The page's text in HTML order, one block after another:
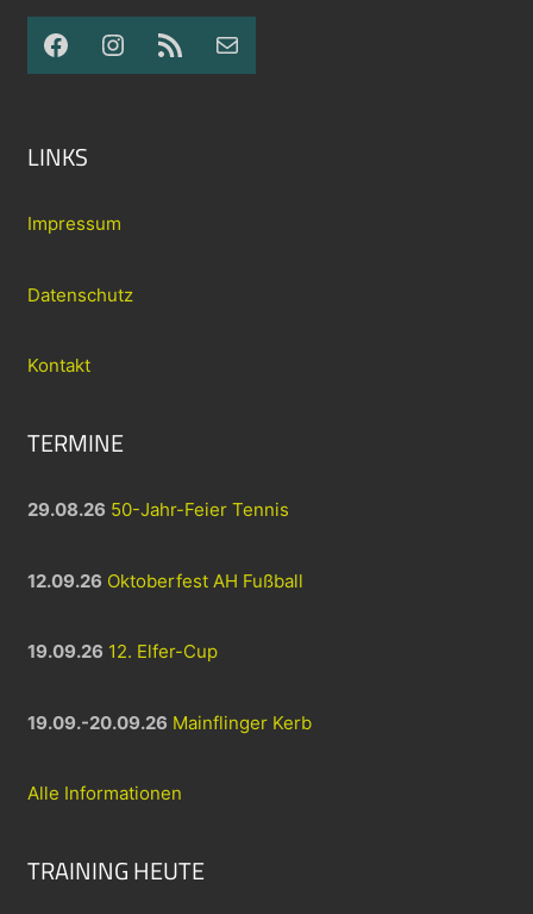
Facebook Instagram RSS-Feed E-Mail
LINKS
Impressum
Datenschutz
Kontakt
TERMINE
29.08.26 50-Jahr-Feier Tennis
12.09.26 Oktoberfest AH Fußball
19.09.26 12. Elfer-Cup
19.09.-20.09.26 Mainflinger Kerb
Alle Informationen
TRAINING HEUTE